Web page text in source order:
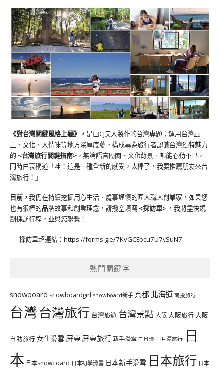
《對台灣關鍵風格上癮》 ， 是由CJ夫人製作的台灣專題；運用台灣風
土、文化、人情味等地方深厚底蘊，構成專為旅行者認識台灣獨特魅力
的 <台灣旅行關鍵指南> ，無論語言隔閡、文化背景，都能心動不已，
同時由衷稱道「哇！這是一種全新的感受，太棒了，我要推薦朋友來台
灣旅行！」
目前， 我仍在持續挖掘用心生活、處事謹慎的匠人職人創業家，如果您
也有很棒的品牌故事和創業理念，請撥空填寫 <採訪單> ，我將盡快規
劃採訪行程，並與您聯繫！
採訪單超連結： https://forms.gle/7KvGCEbcu7U7ySuN7
熱門關鍵字
snowboard snowboardgirl snowboard新手 京都 北海道 南投旅行
台灣台灣旅行 台灣旅遊 台灣景點大阪大阪旅行大阪
自助旅行 女生滑雪 屏東 屏東旅行新手滑雪 日月潭 日月潭旅行 日
本 日本snowboard 日本初學滑雪 日本新手滑雪 日本旅行 日本